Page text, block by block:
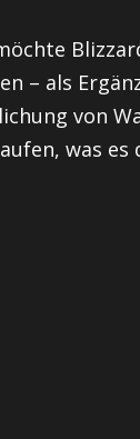
– als
von
was